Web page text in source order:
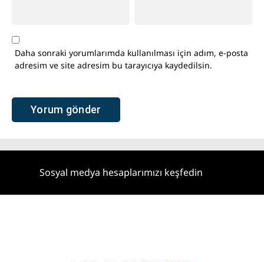
Daha sonraki yorumlarımda kullanılması için adım, e-posta
adresim ve site adresim bu tarayıcıya kaydedilsin.
Sosyal medya hesaplarımızı keşfedin